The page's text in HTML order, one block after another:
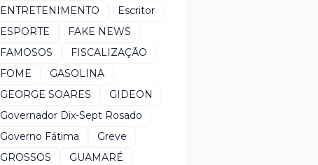
ENTRETENIMENTO
Escritor
ESPORTE
FAKE NEWS
FAMOSOS
FISCALIZAÇÃO
FOME
GASOLINA
GEORGE SOARES
GIDEON
Governador Dix-Sept Rosado
Governo Fátima
Greve
GROSSOS
GUAMARÉ